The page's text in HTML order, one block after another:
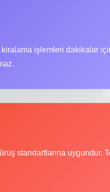
işlemleri dakikalar
standartlarına uygundur.